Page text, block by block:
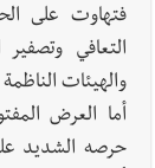
فتهاوت على
التعافي
والهيئات
أما العرض
حرصه الشديد